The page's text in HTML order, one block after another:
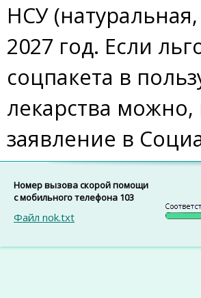
НСУ
2027 год. Если
соцпакета в
лекарства
заявление в
Номер вызова скорой помощи
с мобильного телефона 103
Файл nok.txt